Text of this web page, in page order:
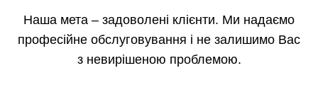
Наша мета – задоволені клієнти. Ми надаємо
професійне обслуговування і не залишимо Вас
з невирішеною проблемою.